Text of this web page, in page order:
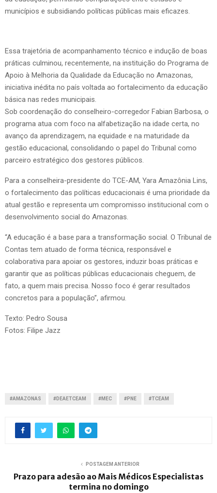
municípios e subsidiando políticas públicas mais eficazes.
Essa trajetória de acompanhamento técnico e indução de boas
práticas culminou, recentemente, na instituição do Programa de
Apoio à Melhoria da Qualidade da Educação no Amazonas,
iniciativa inédita no país voltada ao fortalecimento da educação
básica nas redes municipais.
Sob coordenação do conselheiro-corregedor Fabian Barbosa, o
programa atua com foco na alfabetização na idade certa, no
avanço da aprendizagem, na equidade e na maturidade da
gestão educacional, consolidando o papel do Tribunal como
parceiro estratégico dos gestores públicos.
Para a conselheira-presidente do TCE-AM, Yara Amazônia Lins,
o fortalecimento das políticas educacionais é uma prioridade da
atual gestão e representa um compromisso institucional com o
desenvolvimento social do Amazonas.
“A educação é a base para a transformação social. O Tribunal de
Contas tem atuado de forma técnica, responsável e
colaborativa para apoiar os gestores, induzir boas práticas e
garantir que as políticas públicas educacionais cheguem, de
fato, a quem mais precisa. Nosso foco é gerar resultados
concretos para a população”, afirmou.
Texto: Pedro Sousa
Fotos: Filipe Jazz
#AMAZONAS #DEAETCEAM #MEC #PNE #TCEAM
POSTAGEM ANTERIOR
Prazo para adesão ao Mais Médicos Especialistas
termina no domingo